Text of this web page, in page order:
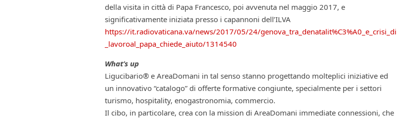
della visita in città di Papa Francesco, poi avvenuta nel maggio 2017, e
significativamente iniziata presso i capannoni dell’ILVA
https://it.radiovaticana.va/news/2017/05/24/genova_tra_denatalit%C3%A0_e_crisi_di
_lavoroal_papa_chiede_aiuto/1314540
What’s up
Ligucibario® e AreaDomani in tal senso stanno progettando molteplici iniziative ed
un innovativo “catalogo” di offerte formative congiunte, specialmente per i settori
turismo, hospitality, enogastronomia, commercio.
Il cibo, in particolare, crea con la mission di AreaDomani immediate connessioni, che